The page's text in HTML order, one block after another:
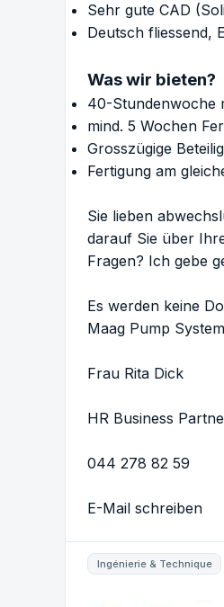
Sehr gute CAD
Deutsch fliessend,
Was wir bieten?
40-Stundenwoche
mind. 5 Wochen
Grosszügige
Fertigung am
Sie lieben
darauf Sie über
Fragen? Ich gebe
Es werden keine
Maag Pump
Frau Rita Dick
HR Business
044 278 82 59
E-Mail schreiben
Ingénierie & Technique